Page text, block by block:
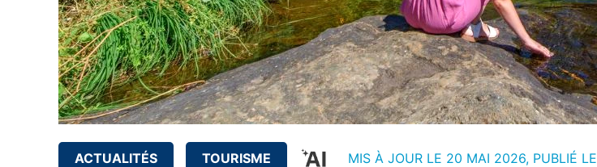
ACTUALITÉS TOURISME MIS À JOUR LE 20 MAI 2026, PUBLIÉ LE